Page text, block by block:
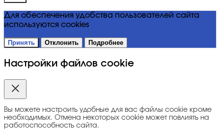
Для обеспечения удобства пользователей сайта
используются cookies
Принять Отклонить Подробнее
Настройки файлов cookie
Вы можете настроить удобные для вас файлы cookie кроме
необходимых. Отмена некоторых cookie может повлиять на
работоспособность сайта.